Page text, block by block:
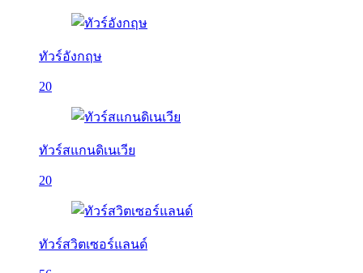
ทัวร์อังกฤษ
20
ทัวร์สแกนดิเนเวีย
20
ทัวร์สวิตเซอร์แลนด์